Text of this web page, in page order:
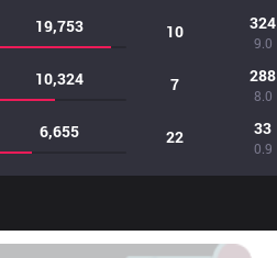
19,753 10 324
9.0
10,324 7 288
8.0
6,655 22 33
0.9